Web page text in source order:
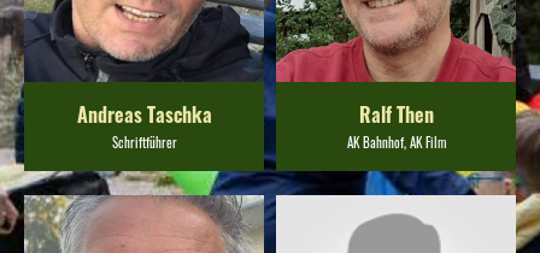
Andreas Taschka
Schriftführer
Ralf Then
AK Bahnhof, AK Film